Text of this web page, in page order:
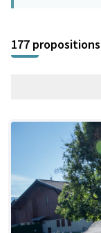
177 propositions